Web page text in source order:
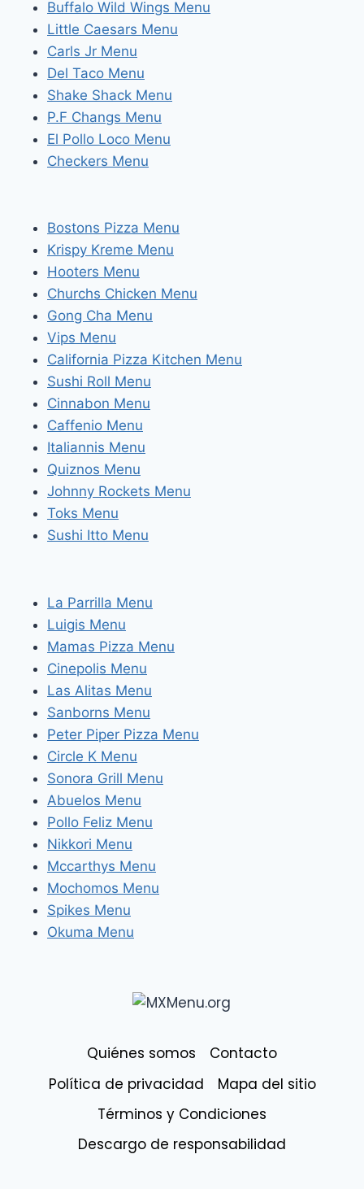
Buffalo Wild Wings Menu
Little Caesars Menu
Carls Jr Menu
Del Taco Menu
Shake Shack Menu
P.F Changs Menu
El Pollo Loco Menu
Checkers Menu
Bostons Pizza Menu
Krispy Kreme Menu
Hooters Menu
Churchs Chicken Menu
Gong Cha Menu
Vips Menu
California Pizza Kitchen Menu
Sushi Roll Menu
Cinnabon Menu
Caffenio Menu
Italiannis Menu
Quiznos Menu
Johnny Rockets Menu
Toks Menu
Sushi Itto Menu
La Parrilla Menu
Luigis Menu
Mamas Pizza Menu
Cinepolis Menu
Las Alitas Menu
Sanborns Menu
Peter Piper Pizza Menu
Circle K Menu
Sonora Grill Menu
Abuelos Menu
Pollo Feliz Menu
Nikkori Menu
Mccarthys Menu
Mochomos Menu
Spikes Menu
Okuma Menu
Quiénes somos
Contacto
Política de privacidad
Mapa del sitio
Términos y Condiciones
Descargo de responsabilidad